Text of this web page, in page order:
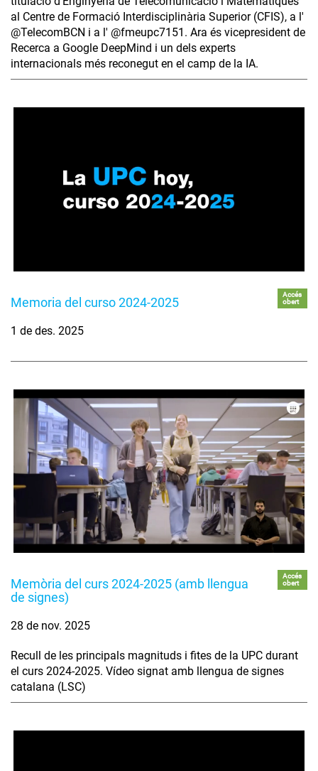
al Centre de Formació Interdisciplinària Superior (CFIS), a l'
‪@TelecomBCN‬ i a l' ‪@fmeupc7151‬. Ara és vicepresident de
Recerca a Google DeepMind i un dels experts
internacionals més reconegut en el camp de la IA.
Memoria del curso 2024-2025
Accés
obert
1 de des. 2025
Memòria del curs 2024-2025 (amb llengua
de signes)
Accés
obert
28 de nov. 2025
Recull de les principals magnituds i fites de la UPC durant
el curs 2024-2025. Vídeo signat amb llengua de signes
catalana (LSC)